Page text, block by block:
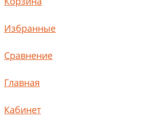
Избранные
Сравнение
Главная
Кабинет